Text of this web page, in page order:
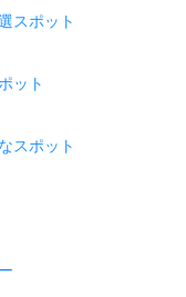
スポット
ット
スポット